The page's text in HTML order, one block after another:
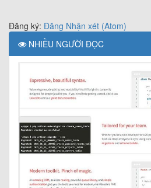
Đăng ký: Đăng Nhận xét (Atom)
NHIỀU NGƯỜI ĐỌC